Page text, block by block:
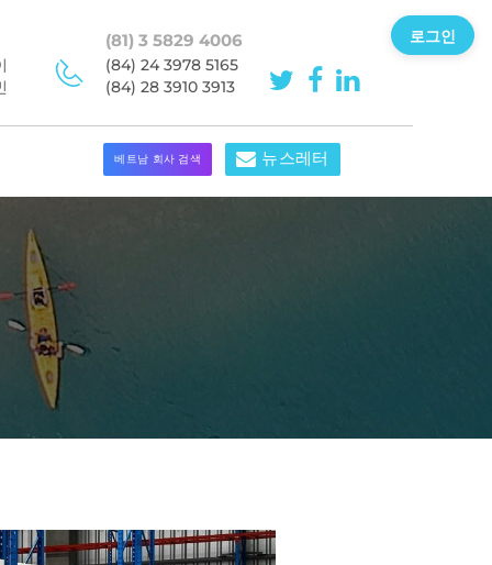
(81) 3 5829 4006
(84) 24 3978 5165
(84) 28 3910 3913
베트남 회사 검색 뉴스레터
로그인